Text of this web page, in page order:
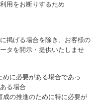
用をお断りするため
掲げる場合を除き、お客様の
タを開示・提供いたしませ
に必要がある場合であっ
る場合
の推進のために特に必要が